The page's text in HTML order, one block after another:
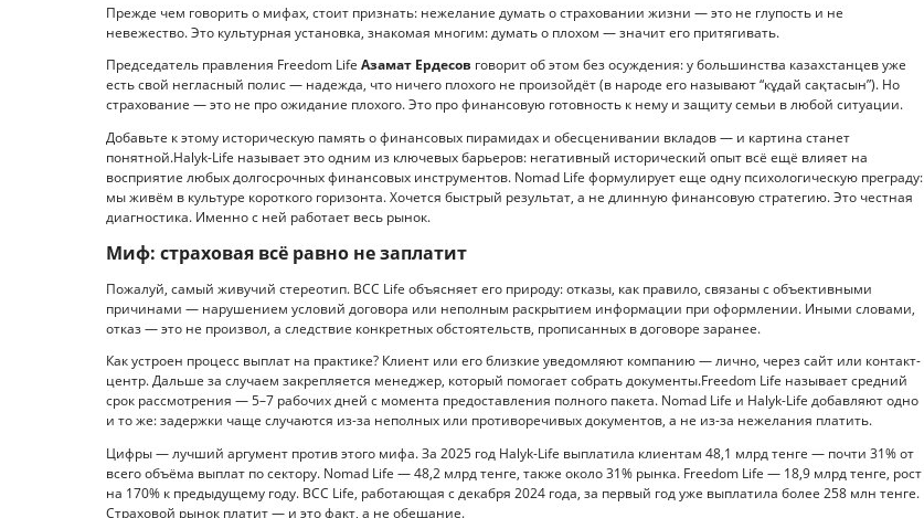
Прежде чем говорить о мифах, стоит признать: нежелание думать о страховании жизни — это не глупость и не
невежество. Это культурная установка, знакомая многим: думать о плохом — значит его притягивать.
Председатель правления Freedom Life Азамат Ердесов говорит об этом без осуждения: у большинства казахстанцев уже
есть свой негласный полис — надежда, что ничего плохого не произойдёт (в народе его называют “кұдай сақтасын”). Но
страхование — это не про ожидание плохого. Это про финансовую готовность к нему и защиту семьи в любой ситуации.
Добавьте к этому историческую память о финансовых пирамидах и обесценивании вкладов — и картина станет
понятной.Halyk-Life называет это одним из ключевых барьеров: негативный исторический опыт всё ещё влияет на
восприятие любых долгосрочных финансовых инструментов. Nomad Life формулирует еще одну психологическую преграду:
мы живём в культуре короткого горизонта. Хочется быстрый результат, а не длинную финансовую стратегию. Это честная
диагностика. Именно с ней работает весь рынок.
Миф: страховая всё равно не заплатит
Пожалуй, самый живучий стереотип. BCC Life объясняет его природу: отказы, как правило, связаны с объективными
причинами — нарушением условий договора или неполным раскрытием информации при оформлении. Иными словами,
отказ — это не произвол, а следствие конкретных обстоятельств, прописанных в договоре заранее.
Как устроен процесс выплат на практике? Клиент или его близкие уведомляют компанию — лично, через сайт или контакт-
центр. Дальше за случаем закрепляется менеджер, который помогает собрать документы.Freedom Life называет средний
срок рассмотрения — 5–7 рабочих дней с момента предоставления полного пакета. Nomad Life и Halyk-Life добавляют одно
и то же: задержки чаще случаются из-за неполных или противоречивых документов, а не из-за нежелания платить.
Цифры — лучший аргумент против этого мифа. За 2025 год Halyk-Life выплатила клиентам 48,1 млрд тенге — почти 31% от
всего объёма выплат по сектору. Nomad Life — 48,2 млрд тенге, также около 31% рынка. Freedom Life — 18,9 млрд тенге, рост
на 170% к предыдущему году. BCC Life, работающая с декабря 2024 года, за первый год уже выплатила более 258 млн тенге.
Страховой рынок платит — и это факт, а не обещание.